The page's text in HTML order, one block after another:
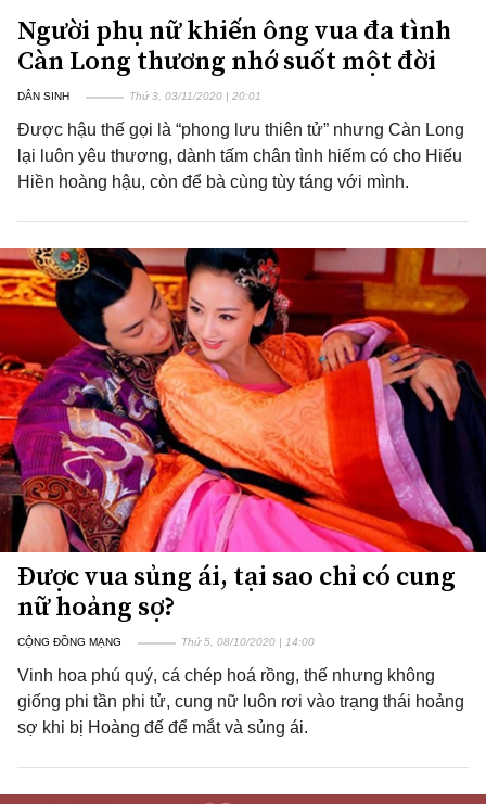
Người phụ nữ khiến ông vua đa tình
Càn Long thương nhớ suốt một đời
DÂN SINH Thứ 3, 03/11/2020 | 20:01
Được hậu thế gọi là “phong lưu thiên tử” nhưng Càn Long
lại luôn yêu thương, dành tấm chân tình hiếm có cho Hiếu
Hiền hoàng hậu, còn để bà cùng tùy táng với mình.
Được vua sủng ái, tại sao chỉ có cung
nữ hoảng sợ?
CỘNG ĐỒNG MẠNG Thứ 5, 08/10/2020 | 14:00
Vinh hoa phú quý, cá chép hoá rồng, thế nhưng không
giống phi tần phi tử, cung nữ luôn rơi vào trạng thái hoảng
sợ khi bị Hoàng đế để mắt và sủng ái.